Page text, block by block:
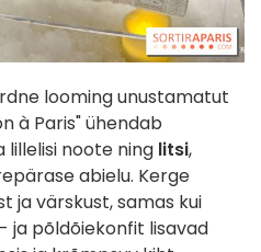
looming unustamatut
à Paris" ühendab
lillelisi noote ning litsi,
abielu. Kerge
ja värskust, samas kui
ja põldõiekonfit lisavad